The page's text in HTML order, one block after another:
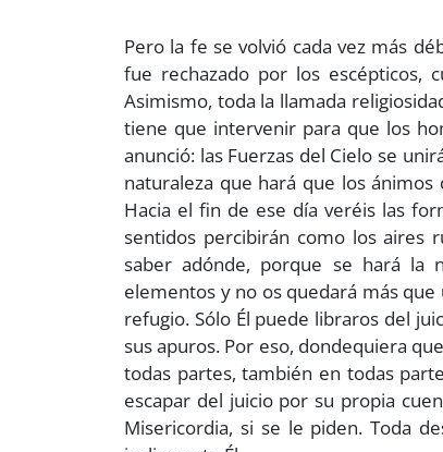
Pero la fe se volvió cada vez más
fue rechazado por los escépticos,
Asimismo, toda la llamada
tiene que intervenir para que los
anunció: las Fuerzas del Cielo se
naturaleza que hará que los
Hacia el fin de ese día veréis las
sentidos percibirán como los aires
saber adónde, porque se hará la
elementos y no os quedará más que
refugio. Sólo Él puede libraros del
sus apuros. Por eso, dondequiera
todas partes, también en todas
escapar del juicio por su propia
Misericordia, si se le piden. Toda